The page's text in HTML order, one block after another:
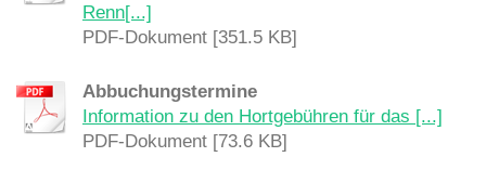
Renn[...]
PDF-Dokument [351.5 KB]
Abbuchungstermine
Information zu den Hortgebühren für das [...]
PDF-Dokument [73.6 KB]